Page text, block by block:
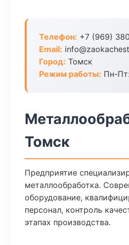
Телефон: +7 (969)
Email:
Город: Томск
Режим работы: Пн-
Томск
Предприятие
металлообработка.
оборудование,
персонал, контроль
этапах производства.